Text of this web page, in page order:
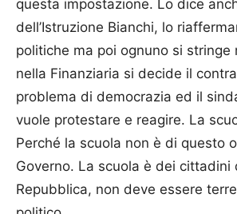
questa impostazione. Lo dice
dell’Istruzione Bianchi, lo
politiche ma poi ognuno si stringe
nella Finanziaria si decide il
problema di democrazia ed il
vuole protestare e reagire. La
Perché la scuola non è di questo
Governo. La scuola è dei cittadini
Repubblica, non deve essere